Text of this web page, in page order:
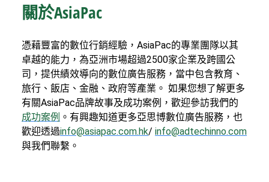
關於AsiaPac
憑藉豐富的數位行銷經驗，AsiaPac的專業團隊以其
卓越的能力，為亞洲市場超過2500家企業及跨國公
司，提供績效導向的數位廣告服務，當中包含教育、
旅行、飯店、金融、政府等產業。 如果您想了解更多
有關AsiaPac品牌故事及成功案例，歡迎參訪我們的
成功案例 。有興趣知道更多亞思博數位廣告服務，也
歡迎透過info@asiapac.com.hk/ info@adtechinno.com
與我們聯繫。